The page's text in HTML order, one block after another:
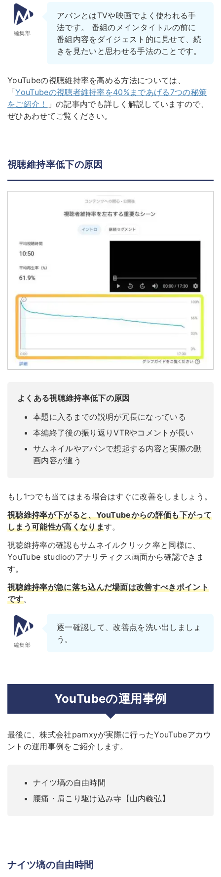
編集部
アバンとはTVや映画でよく使われる手
法です。 番組のメインタイトルの前に
番組内容をダイジェスト的に見せて、続
きを見たいと思わせる手法のことです。
YouTubeの視聴維持率を高める方法については、
「YouTubeの視聴者維持率を40%まであげる7つの秘策
をご紹介！
」の記事内でも詳しく解説していますので、
ぜひあわせてご覧ください。
視聴維持率低下の原因
よくある視聴維持率低下の原因
本題に入るまでの説明が冗長になっている
本編終了後の振り返りVTRやコメントが長い
サムネイルやアバンで想起する内容と実際の動
画内容が違う
もし1つでも当てはまる場合はすぐに改善をしましょう。
視聴維持率が下がると、YouTubeからの評価も下がって
しまう可能性が高くなります。
視聴維持率の確認もサムネイルクリック率と同様に、
YouTube studioのアナリティクス画面から確認できま
す。
視聴維持率が急に落ち込んだ場面は改善すべきポイント
です。
編集部
逐一確認して、改善点を洗い出しましょ
う。
YouTubeの運用事例
最後に、株式会社pamxyが実際に行ったYouTubeアカウ
ントの運用事例をご紹介します。
ナイツ塙の自由時間
腰痛・肩こり駆け込み寺【山内義弘】
ナイツ塙の自由時間